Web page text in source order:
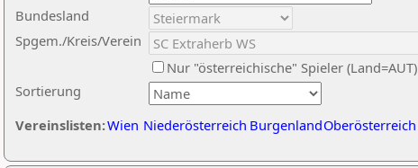
Sortierung
Bundesland
Spgem./Kreis/Verein
Nur "österreichische" Spieler (Land=AUT)
Vereinslisten:Wien Niederösterreich BurgenlandOberösterreich